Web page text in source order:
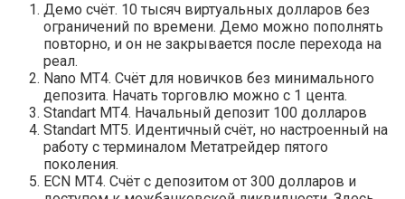
Демо счёт. 10 тысяч виртуальных долларов без
ограничений по времени. Демо можно пополнять
повторно, и он не закрывается после перехода на
реал.
Nano MT4. Счёт для новичков без минимального
депозита. Начать торговлю можно с 1 цента.
Standart MT4. Начальный депозит 100 долларов
Standart MT5. Идентичный счёт, но настроенный на
работу с терминалом Метатрейдер пятого
поколения.
ECN MT4. Счёт с депозитом от 300 долларов и